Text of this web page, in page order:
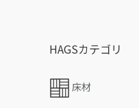
HAGSカテゴリ
床材